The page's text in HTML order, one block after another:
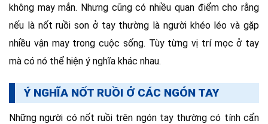
không may mắn. Nhưng cũng có nhiều quan điểm cho rằng
nếu là nốt ruồi son ở tay thường là người khéo léo và gặp
nhiều vận may trong cuộc sống. Tùy từng vị trí mọc ở tay
mà có nó thể hiện ý nghĩa khác nhau.
Ý NGHĨA NỐT RUỒI Ở CÁC NGÓN TAY
Những người có nốt ruồi trên ngón tay thường có tính cẩn